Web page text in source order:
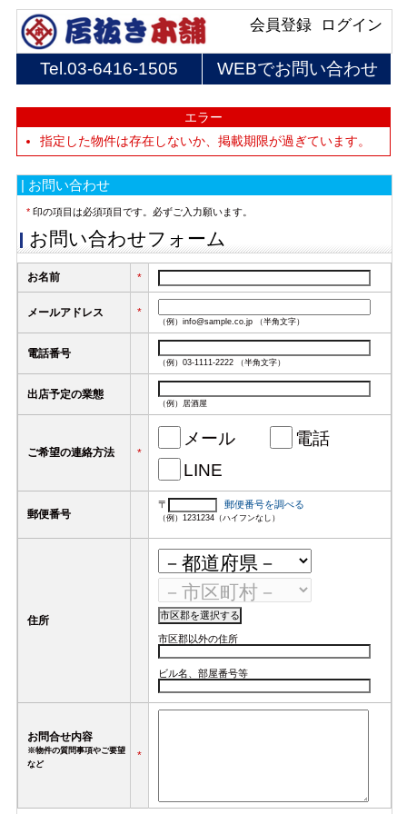
ログイン
会員登録
Tel.03-6416-1505 WEBでお問い合わせ
エラー
指定した物件は存在しないか、掲載期限が過ぎています。
| お問い合わせ
*印の項目は必須項目です。必ずご入力願います。
お問い合わせフォーム
お名前 *
メールアドレス *
（例）info@sample.co.jp （半角文字）
電話番号
（例）03-1111-2222 （半角文字）
出店予定の業態
（例）居酒屋
ご希望の連絡方法 *
メール
電話
LINE
郵便番号
〒 郵便番号を調べる
（例）1231234（ハイフンなし）
住所
市区郡以外の住所
ビル名、部屋番号等
お問合せ内容
※物件の質問事項やご要望
など
*